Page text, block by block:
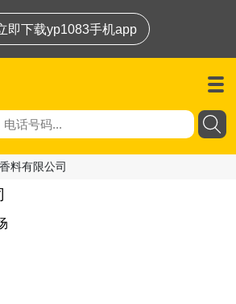
即下载yp1083手机app
料有限公司